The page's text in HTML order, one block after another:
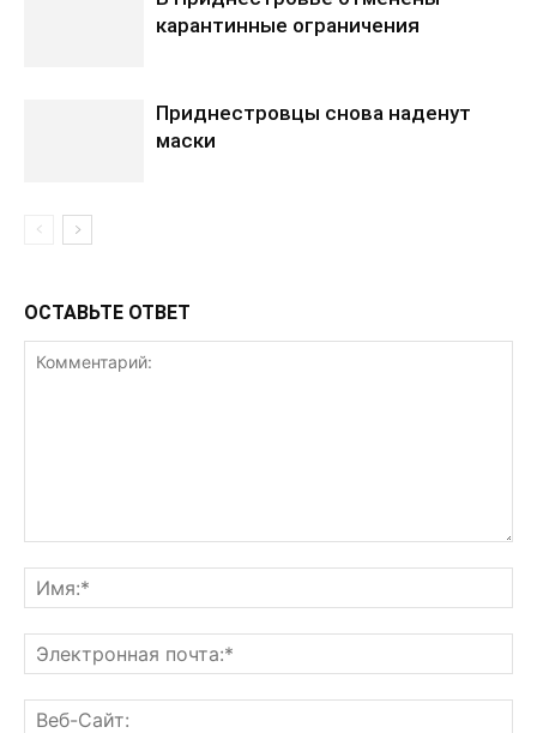
карантинные ограничения
Приднестровцы снова наденут
маски
ОСТАВЬТЕ ОТВЕТ